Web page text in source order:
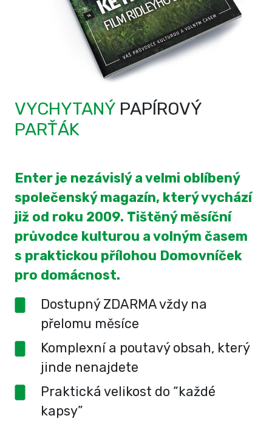
VYCHYTANÝ PAPÍROVÝ
PARŤÁK
Enter je nezávislý a velmi oblíbený
společenský magazín, který vychází
již od roku 2009. Tištěný měsíční
průvodce kulturou a volným časem
s praktickou přílohou Domovníček
pro domácnost.
Dostupný ZDARMA vždy na
přelomu měsíce
Komplexní a poutavý obsah, který
jinde nenajdete
Praktická velikost do “každé
kapsy”